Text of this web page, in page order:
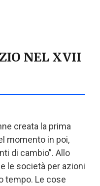
NEL XVII
creata la prima
momento in poi,
di cambio”. Allo
le società per azioni
tempo. Le cose